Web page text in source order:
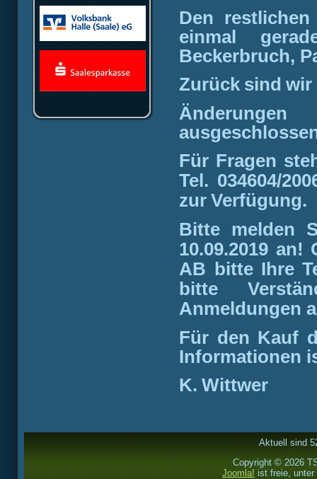
Den
einmal
Beckerbruch,
Zurück sind wir
Für Fragen
Tel. 034604/
zur Verfügung.
Bitte
melden
10.09.2019 an!
AB bitte Ihre
bitte
Anmeldungen
Für den Kauf
Informationen
K. Wittwer
Aktuell sind
Copyright © 2026
Joomla! ist freie,